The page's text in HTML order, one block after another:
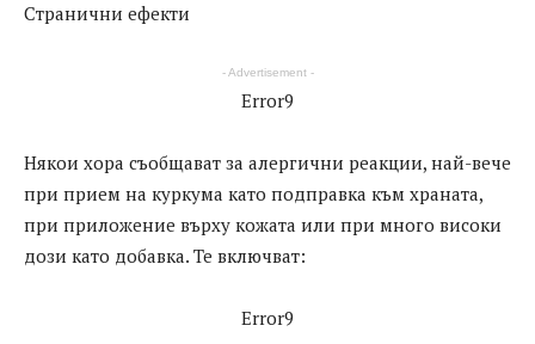
Странични ефекти
- Advertisement -
Error9
Някои хора съобщават за алергични реакции, най-вече
при прием на куркума като подправка към храната,
при приложение върху кожата или при много високи
дози като добавка. Те включват:
Error9